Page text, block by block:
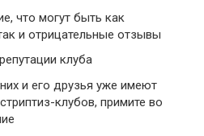
что могут быть как
и отрицательные отзывы
клуба
и его друзья уже имеют
клубов, примите во